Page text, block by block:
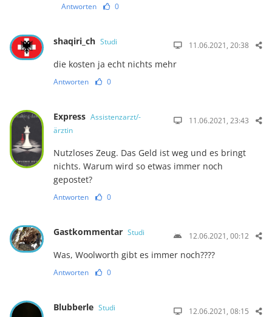
Antworten 0
shaqiri_ch Studi 11.06.2021, 20:38
die kosten ja echt nichts mehr
Antworten 0
Express Assistenzarzt/-
ärztin
11.06.2021, 23:43
Nutzloses Zeug. Das Geld ist weg und es bringt
nichts. Warum wird so etwas immer noch
gepostet?
Antworten 0
Gastkommentar Studi 12.06.2021, 00:12
Was, Woolworth gibt es immer noch????
Antworten 0
Blubberle Studi 12.06.2021, 08:15